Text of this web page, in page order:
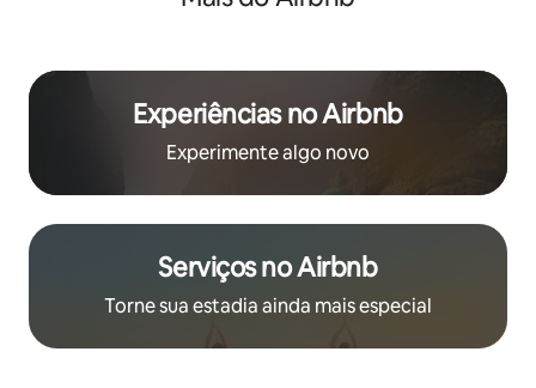
Experiências no Airbnb
Experimente algo novo
Serviços no Airbnb
Torne sua estadia ainda mais especial